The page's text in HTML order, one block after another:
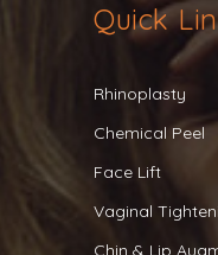
Quick
Rhinoplasty
Chemical Peel
Face Lift
Vaginal
Chin & Lip